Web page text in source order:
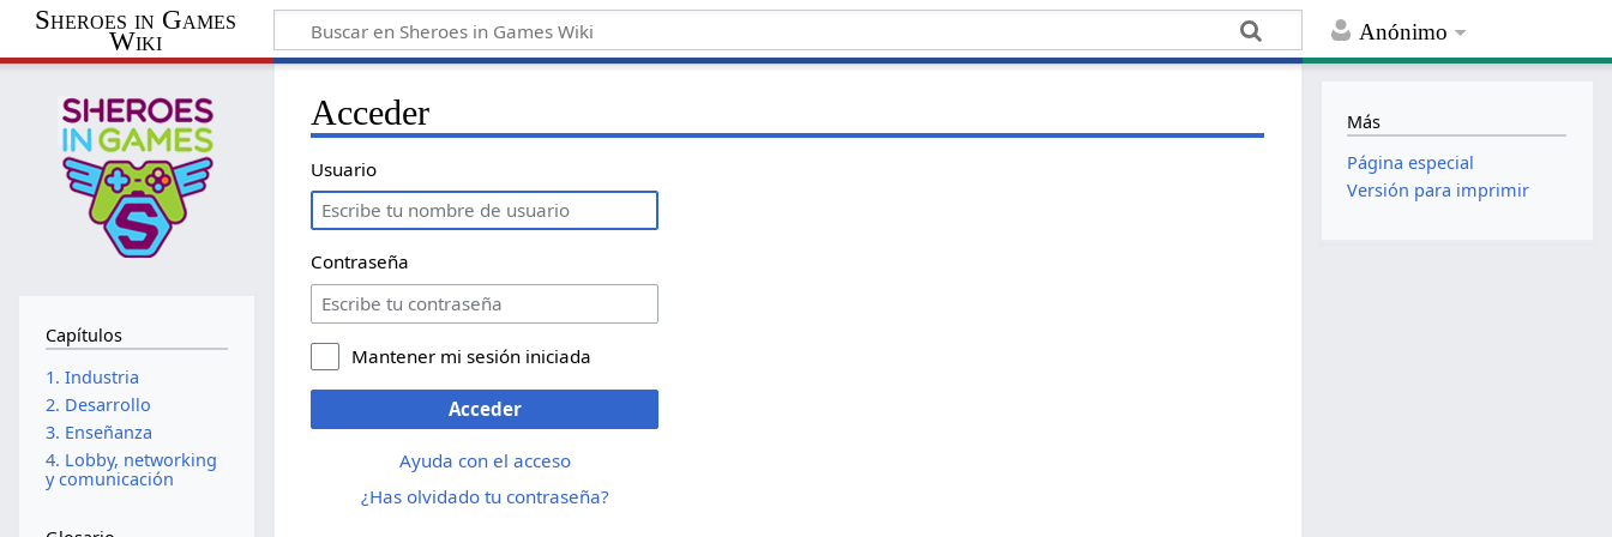
Anónimo
Sheroes in Games
Wiki
Acceder
Usuario
Contraseña
Mantener mi sesión iniciada
Acceder
Ayuda con el acceso
¿Has olvidado tu contraseña?
Capítulos
1. Industria
2. Desarrollo
3. Enseñanza
4. Lobby, networking
y comunicación
Más
Página especial
Versión para imprimir